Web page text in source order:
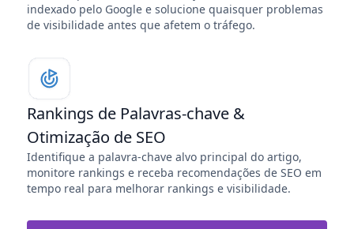
indexado pelo Google e solucione quaisquer problemas
de visibilidade antes que afetem o tráfego.
Rankings de Palavras-chave &
Otimização de SEO
Identifique a palavra-chave alvo principal do artigo,
monitore rankings e receba recomendações de SEO em
tempo real para melhorar rankings e visibilidade.